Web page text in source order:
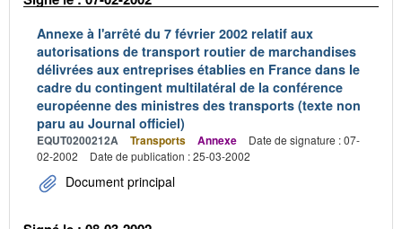
Annexe à l'arrêté du 7 février 2002 relatif aux
autorisations de transport routier de marchandises
délivrées aux entreprises établies en France dans le
cadre du contingent multilatéral de la conférence
européenne des ministres des transports (texte non
paru au Journal officiel)
EQUT0200212A Transports Annexe
Date de signature : 07-
02-2002
Date de publication : 25-03-2002
Document principal